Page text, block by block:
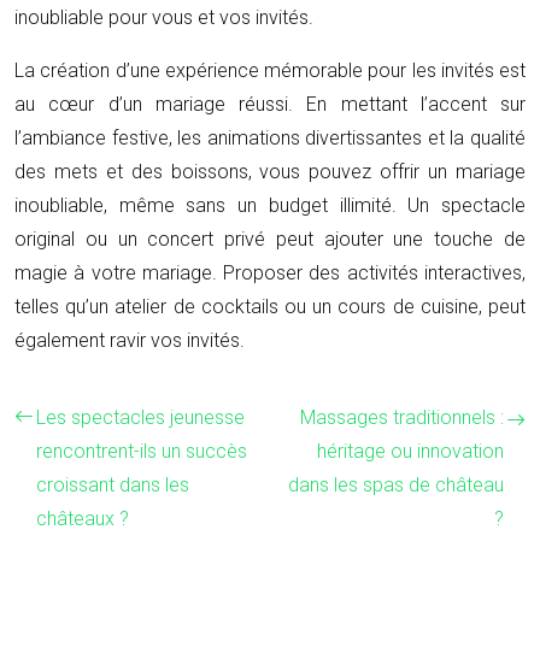
inoubliable pour vous et vos invités.
La création d’une expérience mémorable pour les invités est
au cœur d’un mariage réussi. En mettant l’accent sur
l’ambiance festive, les animations divertissantes et la qualité
des mets et des boissons, vous pouvez offrir un mariage
inoubliable, même sans un budget illimité. Un spectacle
original ou un concert privé peut ajouter une touche de
magie à votre mariage. Proposer des activités interactives,
telles qu’un atelier de cocktails ou un cours de cuisine, peut
également ravir vos invités.
Les spectacles jeunesse
rencontrent-ils un succès
croissant dans les
châteaux ?
Massages traditionnels :
héritage ou innovation
dans les spas de château
?